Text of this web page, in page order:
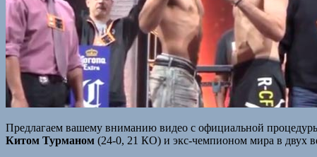
Предлагаем вашему вниманию видео с официальной
Китом Турманом (24-0, 21 КО) и экс-чемпионом мира в двух